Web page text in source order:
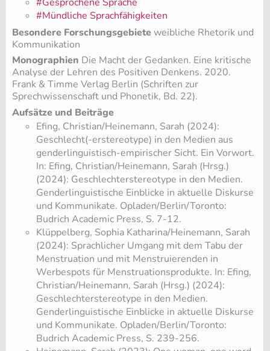
#Gesprochene Sprache
#Mündliche Sprachfähigkeiten
Besondere Forschungsgebieteweibliche Rhetorik und
Kommunikation
Monographien Die Macht der Gedanken. Eine kritische
Analyse der Lehren des Positiven Denkens. 2020.
Frank & Timme Verlag Berlin (Schriften zur
Sprechwissenschaft und Phonetik, Bd. 22).
Aufsätze und Beiträge
Efing, Christian/Heinemann, Sarah (2024):
Geschlecht(-erstereotype) in den Medien aus
genderlinguistisch-empirischer Sicht. Ein Vorwort.
In: Efing, Christian/Heinemann, Sarah (Hrsg.)
(2024): Geschlechterstereotype in den Medien.
Genderlinguistische Einblicke in aktuelle Diskurse
und Kommunikate. Opladen/Berlin/Toronto:
Budrich Academic Press, S. 7-12.
Klüppelberg, Sophia Katharina/Heinemann, Sarah
(2024): Sprachlicher Umgang mit dem Tabu der
Menstruation und mit Menstruierenden in
Werbespots für Menstruationsprodukte. In: Efing,
Christian/Heinemann, Sarah (Hrsg.) (2024):
Geschlechterstereotype in den Medien.
Genderlinguistische Einblicke in aktuelle Diskurse
und Kommunikate. Opladen/Berlin/Toronto:
Budrich Academic Press, S. 239-256.